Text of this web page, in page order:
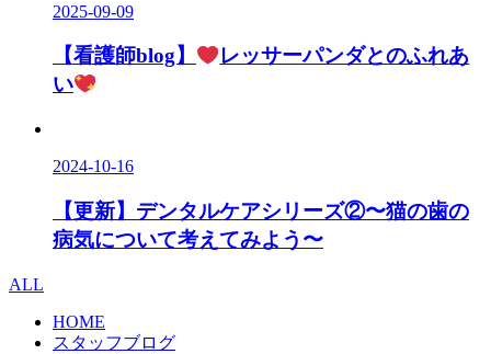
2025-09-09
【看護師blog】
レッサーパンダとのふれあ
い
2024-10-16
【更新】デンタルケアシリーズ②〜猫の歯の
病気について考えてみよう〜
ALL
HOME
スタッフブログ